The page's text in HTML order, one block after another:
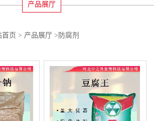
产品展厅
首页 > 产品展厅 > 防腐剂